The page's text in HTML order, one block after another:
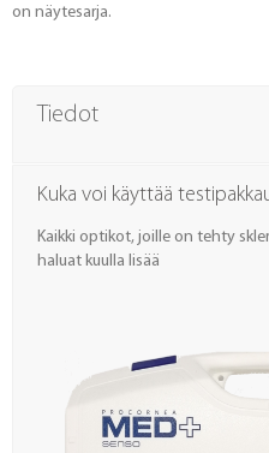
on näytesarja.
Tiedot
Kuka voi käyttää
Kaikki optikot, joille on tehty
haluat kuulla lisää